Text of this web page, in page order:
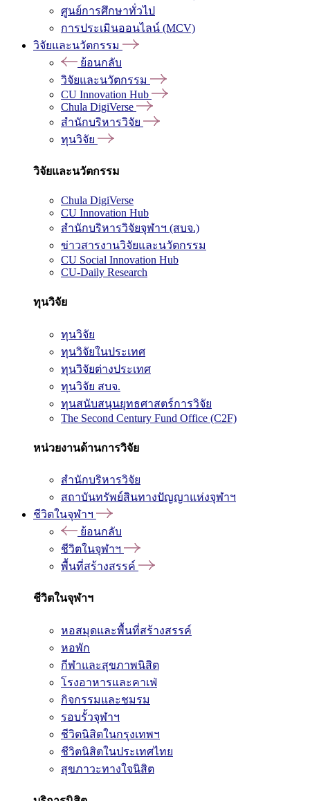
ศูนย์การศึกษาทั่วไป
การประเมินออนไลน์ (MCV)
วิจัยและนวัตกรรม
ย้อนกลับ
วิจัยและนวัตกรรม
CU Innovation Hub
Chula DigiVerse
สำนักบริหารวิจัย
ทุนวิจัย
วิจัยและนวัตกรรม
Chula DigiVerse
CU Innovation Hub
สำนักบริหารวิจัยจุฬาฯ (สบจ.)
ข่าวสารงานวิจัยและนวัตกรรม
CU Social Innovation Hub
CU-Daily Research
ทุนวิจัย
ทุนวิจัย
ทุนวิจัยในประเทศ
ทุนวิจัยต่างประเทศ
ทุนวิจัย สบจ.
ทุนสนับสนุนยุทธศาสตร์การวิจัย
The Second Century Fund Office (C2F)
หน่วยงานด้านการวิจัย
สำนักบริหารวิจัย
สถาบันทรัพย์สินทางปัญญาแห่งจุฬาฯ
ชีวิตในจุฬาฯ
ย้อนกลับ
ชีวิตในจุฬาฯ
พื้นที่สร้างสรรค์
ชีวิตในจุฬาฯ
หอสมุดและพื้นที่สร้างสรรค์
หอพัก
กีฬาและสุขภาพนิสิต
โรงอาหารและคาเฟ่
กิจกรรมและชมรม
รอบรั้วจุฬาฯ
ชีวิตนิสิตในกรุงเทพฯ
ชีวิตนิสิตในประเทศไทย
สุขภาวะทางใจนิสิต